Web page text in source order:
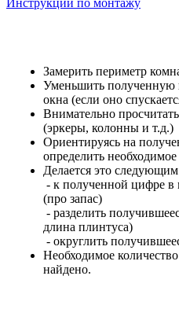
Инструкции по монтажу
Замерить периметр
Уменьшить
окна (если оно
Внимательно
(эркеры, колонны и т.д.)
Ориентируясь на
определить
Делается это
- к полученной цифре в
(про запас)
- разделить
длина плинтуса)
- округлить
Необходимое
найдено.